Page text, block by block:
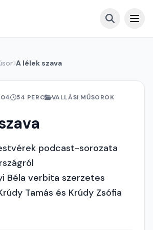
A lélek szava
54 PERC VALLÁSI MŰSOROK
podcast-sorozata
Béla verbita szerzetes
Tamás és Krúdy Zsófia